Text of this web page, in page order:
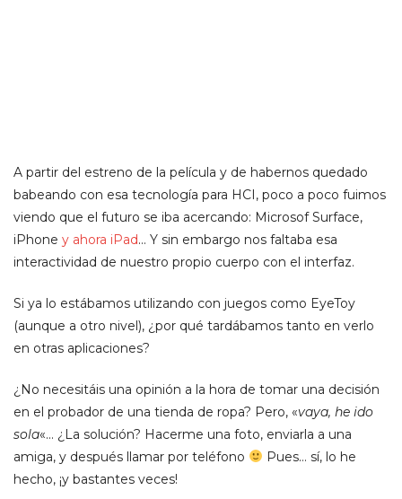
A partir del estreno de la película y de habernos quedado
babeando con esa tecnología para HCI, poco a poco fuimos
viendo que el futuro se iba acercando: Microsof Surface,
iPhone y ahora iPad… Y sin embargo nos faltaba esa
interactividad de nuestro propio cuerpo con el interfaz.
Si ya lo estábamos utilizando con juegos como EyeToy
(aunque a otro nivel), ¿por qué tardábamos tanto en verlo
en otras aplicaciones?
¿No necesitáis una opinión a la hora de tomar una decisión
en el probador de una tienda de ropa? Pero, «vaya, he ido
sola«… ¿La solución? Hacerme una foto, enviarla a una
amiga, y después llamar por teléfono
Pues… sí, lo he
hecho, ¡y bastantes veces!